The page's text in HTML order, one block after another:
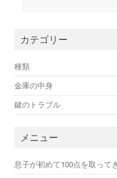
カテゴリー
種類
金庫の中身
鍵のトラブル
メニュー
息子が初めて100点を取って